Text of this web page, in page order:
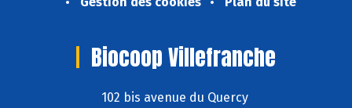
Biocoop Villefranche
102 bis avenue du Quercy